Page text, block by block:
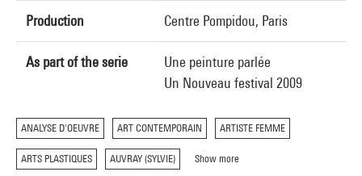
Production Centre Pompidou, Paris
As part of the serie
Une peinture parlée
Un Nouveau festival 2009
ANALYSE D'OEUVRE ART CONTEMPORAIN ARTISTE FEMME
ARTS PLASTIQUES AUVRAY (SYLVIE) Show more